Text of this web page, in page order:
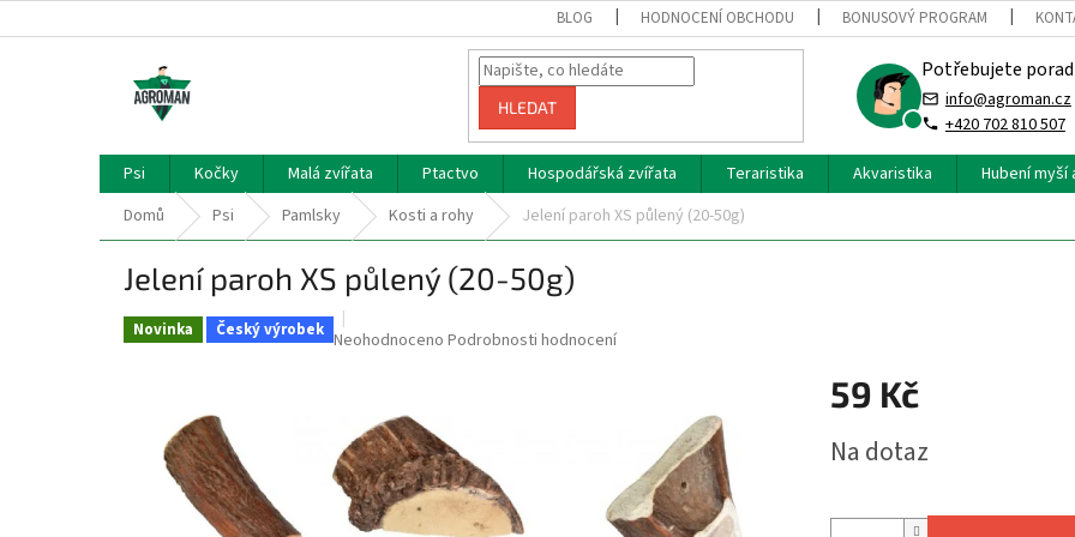
na
BLOG HODNOCENÍ OBCHODU BONUSOVÝ PROGRAM
HLEDAT
Potřebujete
info@agroman.cz
+420 702 810 507
Psi Kočky Malá zvířata Ptactvo Hospodářská zvířata Teraristika Akvaristika Hubení myší
Domů
Psi Pamlsky Kosti a rohy Jelení paroh XS půlený (20-50g)
Jelení paroh XS půlený (20-50g)
Novinka Český výrobek Průměrné
z
5
hvězdiček.
Neohodnoceno Podrobnosti hodnocení
59 Kč
cena:
Na dotaz